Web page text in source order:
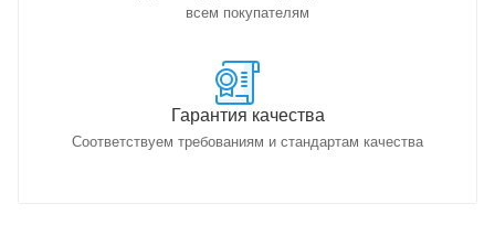
всем покупателям
Гарантия качества
Соответствуем требованиям и стандартам качества